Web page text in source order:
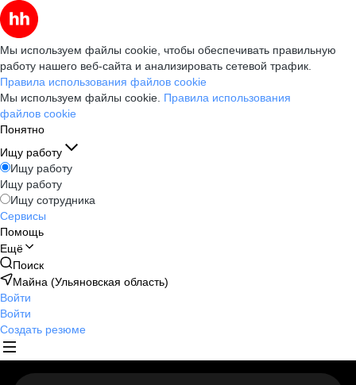
Мы используем файлы cookie, чтобы обеспечивать правильную
работу нашего веб-сайта и анализировать сетевой трафик.
Правила использования файлов cookie
Мы используем файлы cookie. Правила использования
файлов cookie
Понятно
Ищу работу
Ищу работу
Ищу работу
Ищу сотрудника
Сервисы
Помощь
Ещё
Поиск
Майна (Ульяновская область)
Войти
Войти
Создать резюме